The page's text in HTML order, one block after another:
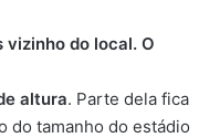
vizinho do local. O
altura. Parte dela fica
do tamanho do estádio